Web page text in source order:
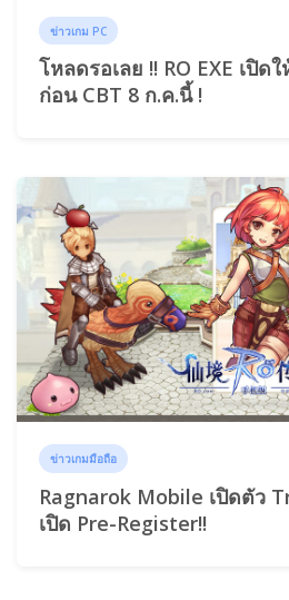
ข่าวเกม PC
โหลดรอเลย !! RO EXE เปิด
ก่อน CBT 8 ก.ค.นี้ !
ข่าวเกมมือถือ
Ragnarok Mobile เปิดตัว
เปิด Pre-Register!!